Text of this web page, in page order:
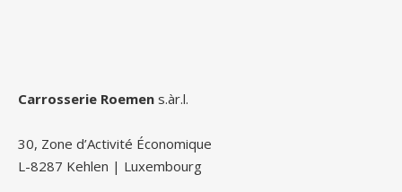
Carrosserie Roemen s.àr.l.
30, Zone d’Activité Économique
L-8287 Kehlen | Luxembourg